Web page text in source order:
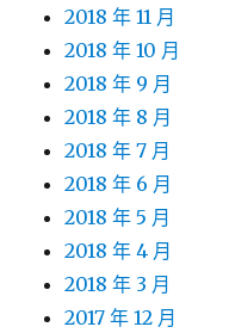
2018 年 11 月
2018 年 10 月
2018 年 9 月
2018 年 8 月
2018 年 7 月
2018 年 6 月
2018 年 5 月
2018 年 4 月
2018 年 3 月
2017 年 12 月